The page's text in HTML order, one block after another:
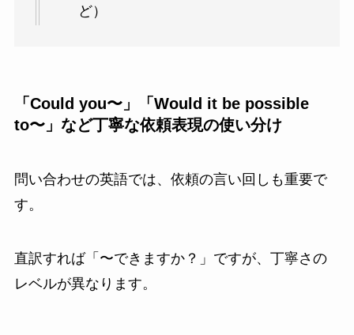
ど）
「Could you〜」「Would it be possible
to〜」など丁寧な依頼表現の使い分け
問い合わせの英語では、依頼の言い回しも重要で
す。
直訳すれば「〜できますか？」ですが、丁寧さの
レベルが異なります。